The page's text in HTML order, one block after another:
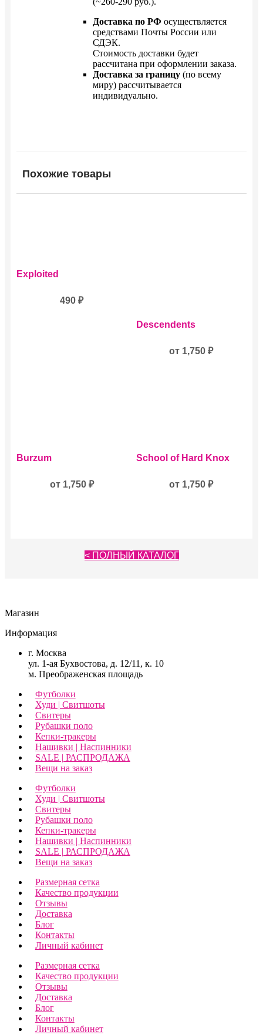
Доставка по РФ осуществляется
средствами Почты России или
СДЭК.
Стоимость доставки будет
рассчитана при оформлении заказа.
Доставка за границу (по всему
миру) рассчитывается
индивидуально.
Похожие товары
Exploited
490₽
Этот
товар
несколько
Descendents
от 1,750₽
Этот
товар
несколько
Burzum
от 1,750 ₽
Этот
товар
несколько
товара.
School of Hard Knox
от 1,750₽
< ПОЛНЫЙ КАТАЛОГ
Магазин
Информация
г. Москва
ул. 1-ая Бухвостова, д. 12/11, к. 10
м. Преображенская площадь
Футболки
Худи | Свитшоты
Свитеры
Рубашки поло
Кепки-тракеры
Нашивки | Наспинники
SALE | РАСПРОДАЖА
Вещи на заказ
Футболки
Худи | Свитшоты
Свитеры
Рубашки поло
Кепки-тракеры
Нашивки | Наспинники
SALE | РАСПРОДАЖА
Вещи на заказ
Размерная сетка
Качество продукции
Отзывы
Доставка
Блог
Контакты
Личный кабинет
Размерная сетка
Качество продукции
Отзывы
Доставка
Блог
Контакты
Личный кабинет